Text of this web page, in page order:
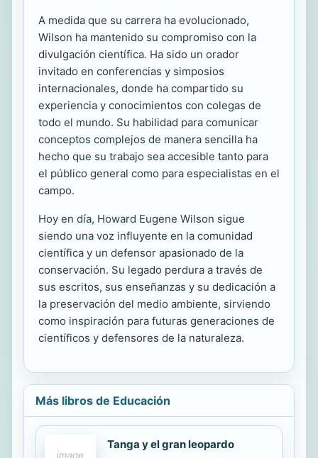
A medida que su carrera ha evolucionado,
Wilson ha mantenido su compromiso con la
divulgación científica. Ha sido un orador
invitado en conferencias y simposios
internacionales, donde ha compartido su
experiencia y conocimientos con colegas de
todo el mundo. Su habilidad para comunicar
conceptos complejos de manera sencilla ha
hecho que su trabajo sea accesible tanto para
el público general como para especialistas en el
campo.
Hoy en día, Howard Eugene Wilson sigue
siendo una voz influyente en la comunidad
científica y un defensor apasionado de la
conservación. Su legado perdura a través de
sus escritos, sus enseñanzas y su dedicación a
la preservación del medio ambiente, sirviendo
como inspiración para futuras generaciones de
científicos y defensores de la naturaleza.
Más libros de Educación
Tanga y el gran leopardo